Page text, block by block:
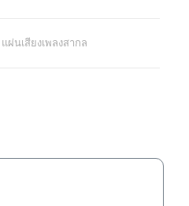
แผ่นเสียงเพลงสากล